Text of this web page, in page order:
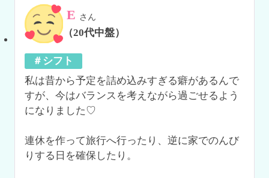
E さん
（20代中盤）
＃シフト
私は昔から予定を詰め込みすぎる癖があるんで
すが、今はバランスを考えながら過ごせるよう
になりました♡
連休を作って旅行へ行ったり、逆に家でのんび
りする日を確保したり。